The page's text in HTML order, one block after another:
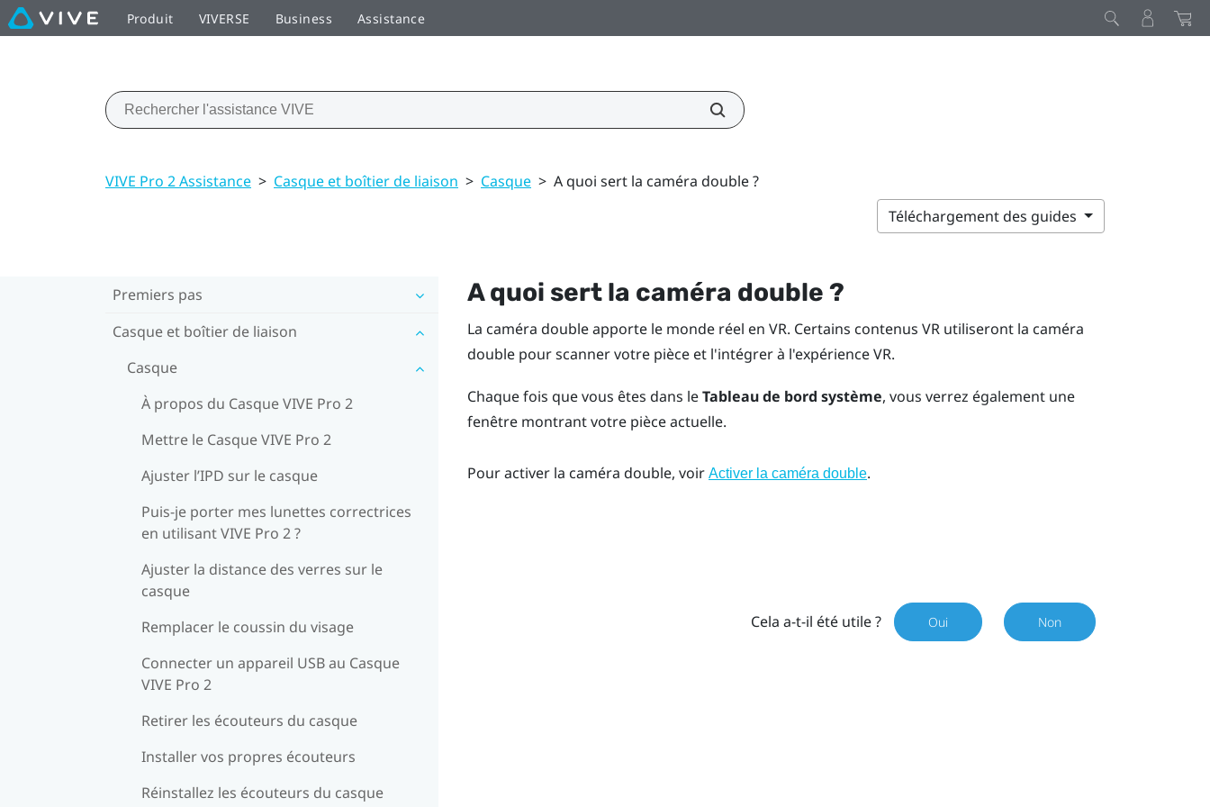
Produit VIVERSE Business Assistance
VIVE Pro 2 Assistance > Casque et boîtier de liaison > Casque > A quoi sert la caméra double ?
Téléchargement des guides
Premiers pas
Casque et boîtier de liaison
Casque
À propos du Casque VIVE Pro 2
Mettre le Casque VIVE Pro 2
Ajuster l’IPD sur le casque
Puis-je porter mes lunettes correctrices
en utilisant VIVE Pro 2 ?
Ajuster la distance des verres sur le
casque
Remplacer le coussin du visage
Connecter un appareil USB au Casque
VIVE Pro 2
Retirer les écouteurs du casque
Installer vos propres écouteurs
Réinstallez les écouteurs du casque
A quoi sert la caméra double ?
La caméra double apporte le monde réel en VR. Certains contenus VR utiliseront la caméra
double pour scanner votre pièce et l'intégrer à l'expérience VR.
Chaque fois que vous êtes dans leTableau de bord système, vous verrez également une
fenêtre montrant votre pièce actuelle.
Pour activer la caméra double, voir Activer la caméra double.
Cela a-t-il été utile ? Oui Non